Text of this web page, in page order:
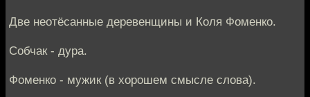
Две неотёсанные деревенщины и Коля Фоменко.
Собчак - дура.
Фоменко - мужик (в хорошем смысле слова).